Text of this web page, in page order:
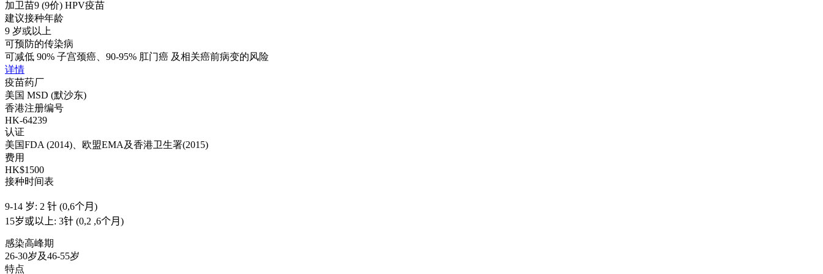
加卫苗9 (9价) HPV疫苗
建议接种年龄
9 岁或以上
可预防的传染病
可减低 90% 子宫颈癌、90-95% 肛门癌 及相关癌前病变的风险
详情
疫苗药厂
美国 MSD (默沙东)
香港注册编号
HK-64239
认证
美国FDA (2014)、欧盟EMA及香港卫生署(2015)
费用
HK$1500
接种时间表
9-14 岁: 2 针 (0,6个月)
15岁或以上: 3针 (0,2 ,6个月)
感染高峰期
26-30岁及46-55岁
特点